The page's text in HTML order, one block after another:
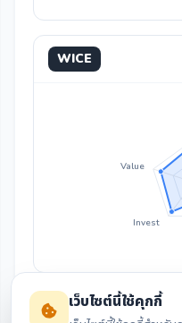
WICE
Invest
Value
เว็บไซต์นี้ใช้คุกกี้